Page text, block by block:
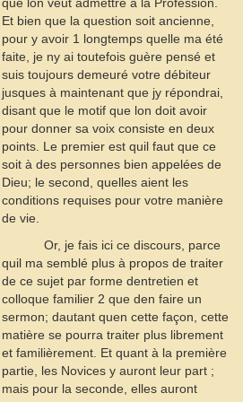
Et bien que la question soit ancienne,
pour y avoir 1 longtemps quelle ma été
faite, je ny ai toutefois guère pensé et
suis toujours demeuré votre débiteur
jusques à maintenant que jy répondrai,
disant que le motif que lon doit avoir
pour donner sa voix consiste en deux
points. Le premier est quil faut que ce
soit à des personnes bien appelées de
Dieu; le second, quelles aient les
conditions requises pour votre manière
de vie.
Or, je fais ici ce discours, parce
quil ma semblé plus à propos de traiter
de ce sujet par forme dentretien et
colloque familier 2 que den faire un
sermon; dautant quen cette façon, cette
matière se pourra traiter plus librement
et familièrement. Et quant à la première
partie, les Novices y auront leur part ;
mais pour la seconde, elles auront